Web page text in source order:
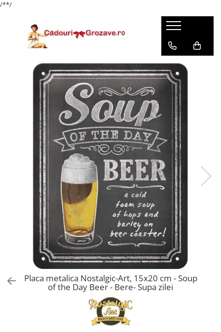
/**/
Placa metalica Nostalgic-Art, 15x20 cm - Soup
of the Day Beer - Bere- Supa zilei